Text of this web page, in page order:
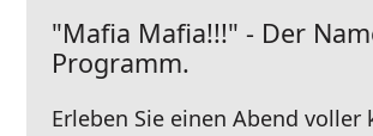
"Mafia Mafia!!!" - Der
Programm.
Erleben Sie einen Abend